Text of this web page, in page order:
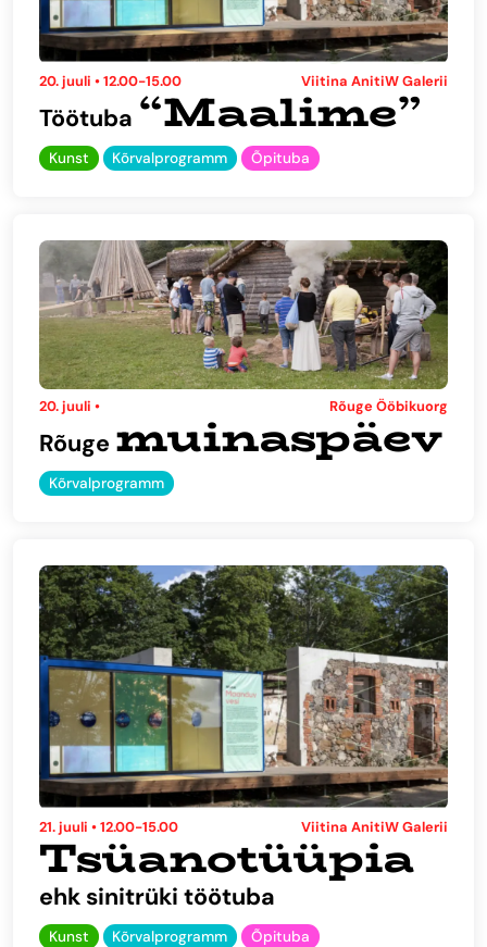
20. juuli • 12.00-15.00 Viitina AnitiW Galerii
Töötuba “Maalime”
Kunst Kõrvalprogramm Õpituba
20. juuli • Rõuge Ööbikuorg
Rõuge muinaspäev
Kõrvalprogramm
21. juuli • 12.00-15.00 Viitina AnitiW Galerii
Tsüanotüüpia
ehk sinitrüki töötuba
Kunst Kõrvalprogramm Õpituba